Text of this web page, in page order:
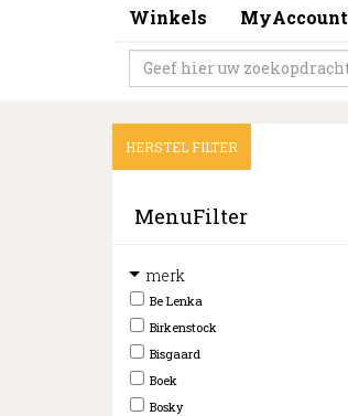
Winkels MyAccount
HERSTEL FILTER
MenuFilter
merk
Be Lenka
Birkenstock
Bisgaard
Boek
Bosky